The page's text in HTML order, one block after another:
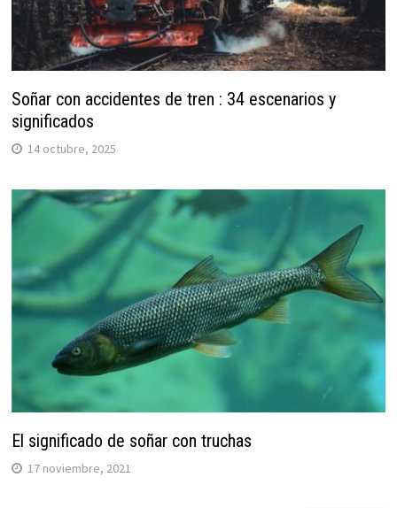
Soñar con accidentes de tren : 34 escenarios y
significados
14 octubre, 2025
El significado de soñar con truchas
17 noviembre, 2021